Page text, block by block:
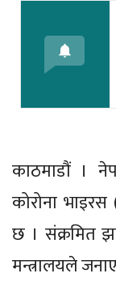
काठमाडौं ।
कोरोना
छ । संक्रमित
मन्त्रालयले